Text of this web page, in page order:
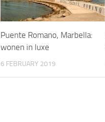
Puente Romano, Marbella:
wonen in luxe
6 FEBRUARY 2019